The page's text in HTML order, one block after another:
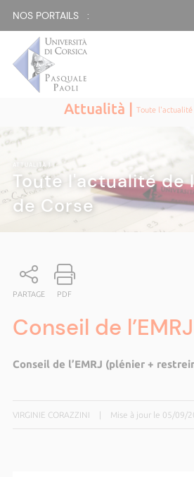
NOS PORTAILS :
Attualità |Toute l'actualité
ATTUALITÀ|
Toute l'actualité de
de Corse
PARTAGE PDF
Conseil de l’EMRJ
Conseil de l’EMRJ (plénier +
VIRGINIE CORAZZINI Mise à jour le 05/09/